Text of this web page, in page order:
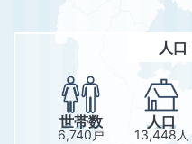
人
世帯数
6,740戸
人口
13,448人